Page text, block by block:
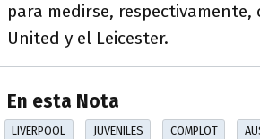
para medirse,
United y el Leicester.
En esta Nota
LIVERPOOL JUVENILES COMPLOT